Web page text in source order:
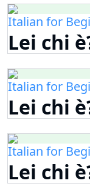
Italian for
Lei chi
Italian for
Lei chi
Italian for
Lei chi